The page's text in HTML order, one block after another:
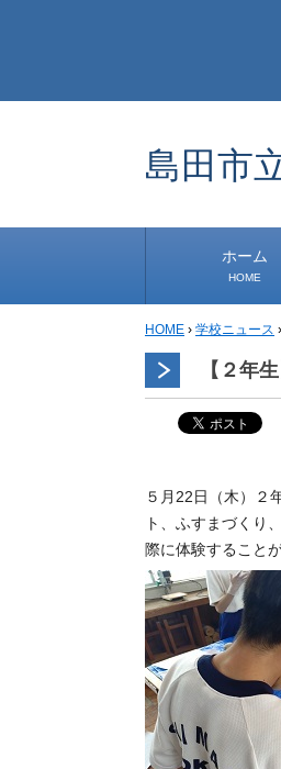
島田市
ホーム
HOME
HOME › 学校ニュース ›
【２年
５月22日（木）２
ト、ふすまづくり
際に体験すること